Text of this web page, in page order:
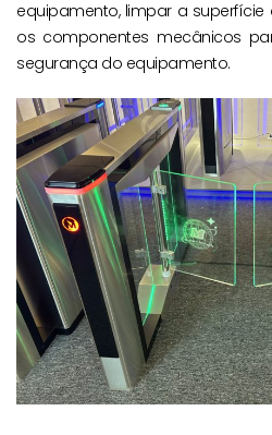
equipamento, limpar a
os componentes mecânicos
segurança do equipamento.